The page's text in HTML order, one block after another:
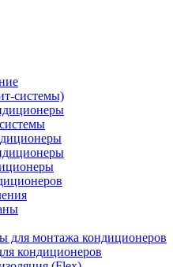
системы)
для монтажа кондиционеров
кондиционеров